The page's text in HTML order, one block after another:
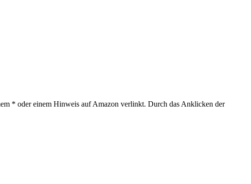
* oder einem Hinweis auf Amazon verlinkt. Durch das Anklicken der